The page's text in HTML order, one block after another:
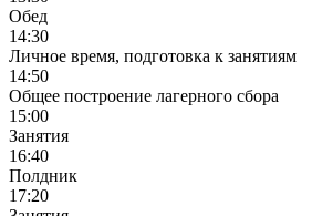
Обед
14:30
Личное время, подготовка к занятиям
14:50
Общее построение лагерного сбора
15:00
Занятия
16:40
Полдник
17:20